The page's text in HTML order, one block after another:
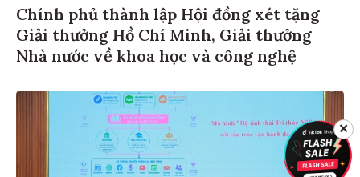
Chính phủ thành lập Hội đồng xét tặng
Giải thưởng Hồ Chí Minh, Giải thưởng
Nhà nước về khoa học và công nghệ
✕